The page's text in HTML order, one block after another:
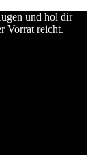
und hol dir
Vorrat reicht.